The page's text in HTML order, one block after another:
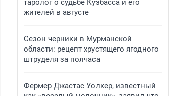
таролог о судьбе Кузбасса и его
жителей в августе
Сезон черники в Мурманской
области: рецепт хрустящего ягодного
штруделя за полчаса
Фермер Джастас Уолкер, известный